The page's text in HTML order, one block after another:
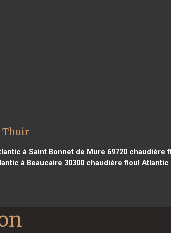
Thuir
à Saint Bonnet de Mure 69720chaudière
à Beaucaire 30300chaudière fioul Atlantic